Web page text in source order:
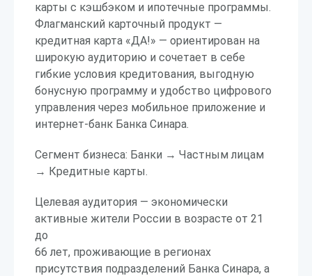
карты с кэшбэком и ипотечные программы.
Флагманский карточный продукт —
кредитная карта «ДА!» — ориентирован на
широкую аудиторию и сочетает в себе
гибкие условия кредитования, выгодную
бонусную программу и удобство цифрового
управления через мобильное приложение и
интернет-банк Банка Синара.
Сегмент бизнеса: Банки → Частным лицам
→ Кредитные карты.
Целевая аудитория — экономически
активные жители России в возрасте от 21
до
66 лет, проживающие в регионах
присутствия подразделений Банка Синара, а